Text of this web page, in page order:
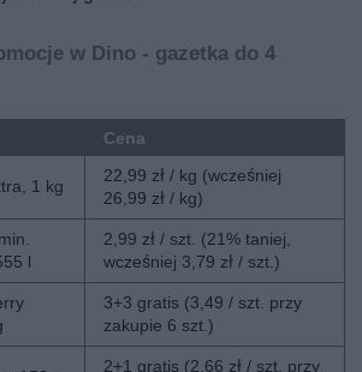
w Dino - gazetka do 4
Cena
1 kg
22,99 zł / kg (wcześniej
26,99 zł / kg)
l
2,99 zł / szt. (21% taniej,
wcześniej 3,79 zł / szt.)
3+3 gratis (3,49 / szt. przy
zakupie 6 szt.)
2+1 gratis (2,66 zł / szt. przy